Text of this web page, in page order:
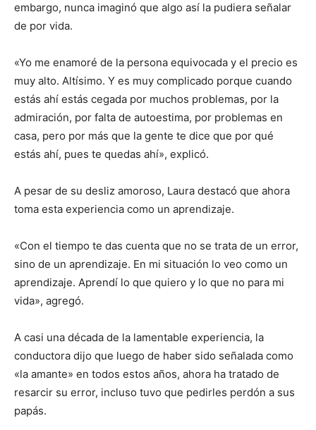
embargo, nunca imaginó que algo así la pudiera señalar
de por vida.
«Yo me enamoré de la persona equivocada y el precio es
muy alto. Altísimo. Y es muy complicado porque cuando
estás ahí estás cegada por muchos problemas, por la
admiración, por falta de autoestima, por problemas en
casa, pero por más que la gente te dice que por qué
estás ahí, pues te quedas ahí», explicó.
A pesar de su desliz amoroso, Laura destacó que ahora
toma esta experiencia como un aprendizaje.
«Con el tiempo te das cuenta que no se trata de un error,
sino de un aprendizaje. En mi situación lo veo como un
aprendizaje. Aprendí lo que quiero y lo que no para mi
vida», agregó.
A casi una década de la lamentable experiencia, la
conductora dijo que luego de haber sido señalada como
«la amante» en todos estos años, ahora ha tratado de
resarcir su error, incluso tuvo que pedirles perdón a sus
papás.